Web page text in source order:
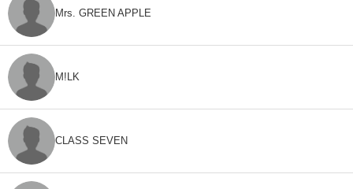
Mrs. GREEN APPLE
M!LK
CLASS SEVEN